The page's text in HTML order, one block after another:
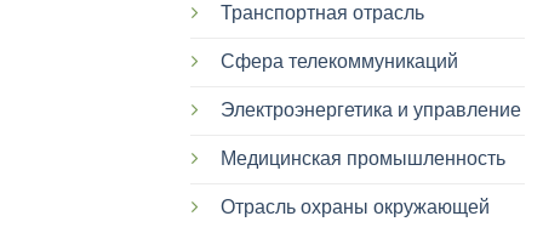
Транспортная отрасль
Сфера телекоммуникаций
Электроэнергетика и управление
Медицинская промышленность
Отрасль охраны окружающей